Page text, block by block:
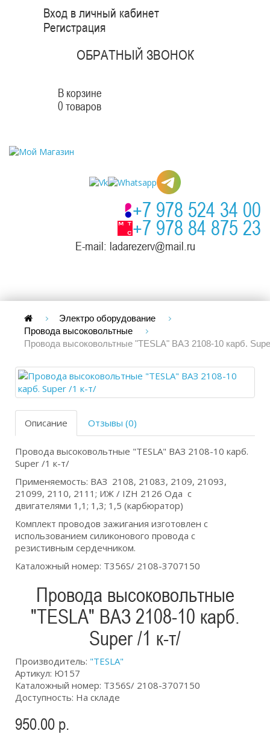
Вход в личный кабинет
Регистрация
ОБРАТНЫЙ ЗВОНОК
В корзине
0 товаров
+7 978 524 34 00
+7 978 84 875 23
E-mail: ladarezerv@mail.ru
Электро оборудование
Провода высоковольтные
Провода высоковольтные "TESLA" ВАЗ 2108-10 карб.
Описание Отзывы (0)
Провода высоковольтные "TESLA" ВАЗ 2108-10 карб.
Super /1 к-т/
Применяемость: ВАЗ 2108, 21083, 2109, 21093,
21099, 2110, 2111; ИЖ / IZH 2126 Ода с
двигателями 1,1; 1,3; 1,5 (карбюратор)
Комплект проводов зажигания изготовлен с
использованием силиконового провода с
резистивным сердечником.
Каталожный номер: T356S/ 2108-3707150
Провода высоковольтные
"TESLA" ВАЗ 2108-10 карб.
Super /1 к-т/
Производитель: "TESLA"
Артикул: Ю157
Каталожный номер: T356S/ 2108-3707150
Доступность: На складе
950.00 р.